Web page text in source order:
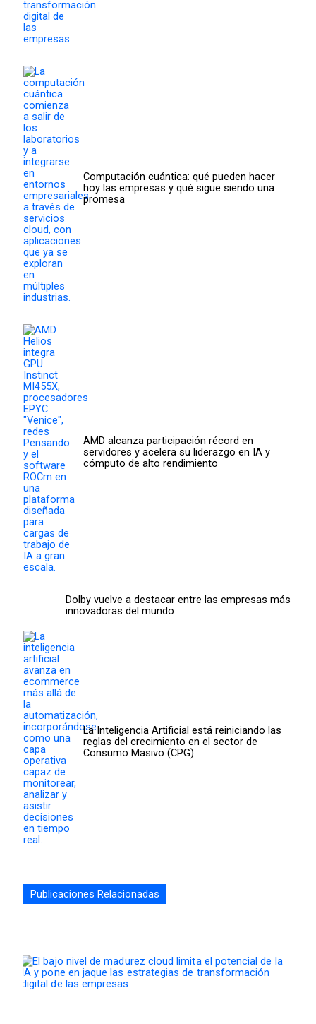
Computación cuántica: qué pueden hacer
hoy las empresas y qué sigue siendo una
promesa
AMD alcanza participación récord en
servidores y acelera su liderazgo en IA y
cómputo de alto rendimiento
Dolby vuelve a destacar entre las empresas más
innovadoras del mundo
La Inteligencia Artificial está reiniciando las
reglas del crecimiento en el sector de
Consumo Masivo (CPG)
Publicaciones Relacionadas